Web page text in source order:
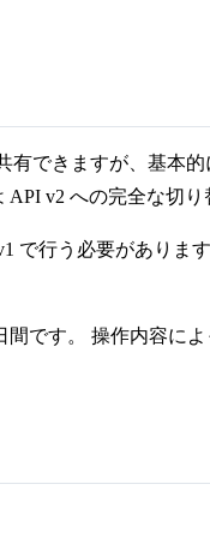
できますが、基本
v2 への完全な切り
で行う必要があり
です。 操作内容